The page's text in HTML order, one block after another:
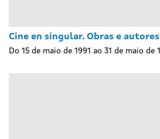
Cine en singular. Obras e
Do 15 de maio de 1991 ao 31 de maio de